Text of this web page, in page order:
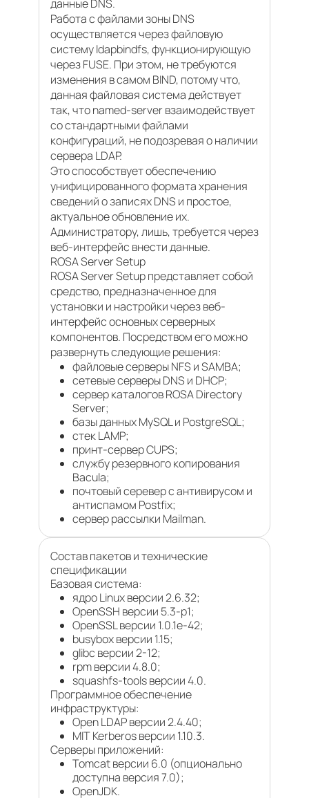
данные DNS.
Работа с файлами зоны DNS
осуществляется через файловую
систему ldapbindfs, функционирующую
через FUSE. При этом, не требуются
изменения в самом BIND, потому что,
данная файловая система действует
так, что named-server взаимодействует
со стандартными файлами
конфигураций, не подозревая о наличии
сервера LDAP.
Это способствует обеспечению
унифицированного формата хранения
сведений о записях DNS и простое,
актуальное обновление их.
Администратору, лишь, требуется через
веб-интерфейс внести данные.
ROSA Server Setup
ROSA Server Setup представляет собой
средство, предназначенное для
установки и настройки через веб-
интерфейс основных серверных
компонентов. Посредством его можно
развернуть следующие решения:
файловые серверы NFS и SAMBA;
сетевые серверы DNS и DHCP;
сервер каталогов ROSA Directory
Server;
базы данных MySQL и PostgreSQL;
стек LAMP;
принт-сервер CUPS;
службу резервного копирования
Bacula;
почтовый серевер с антивирусом и
антиспамом Postfix;
сервер рассылки Mailman.
Состав пакетов и технические
спецификации
Базовая система:
ядро Linux версии 2.6.32;
OpenSSH версии 5.3-p1;
OpenSSL версии 1.0.1e-42;
busybox версии 1.15;
glibc версии 2-12;
rpm версии 4.8.0;
squashfs-tools версии 4.0.
Программное обеспечение
инфраструктуры:
Open LDAP версии 2.4.40;
MIT Kerberos версии 1.10.3.
Серверы приложений:
Tomcat версии 6.0 (опционально
доступна версия 7.0);
OpenJDK.